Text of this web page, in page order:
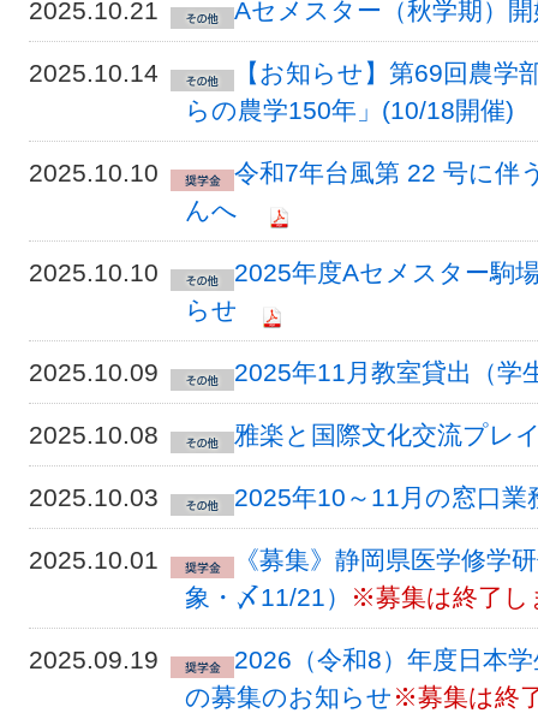
2025.10.21 Aセメスター（秋学期）
2025.10.14
【お知らせ】第69回農
らの農学150年」(10/18開催)
2025.10.10
令和7年台風第 22 号に伴
んへ
2025.10.10
2025年度Aセメスター駒
らせ
2025.10.09 2025年11月教室貸出（学
2025.10.08 雅楽と国際文化交流プレ
2025.10.03 2025年10～11月の窓口
2025.10.01
《募集》静岡県医学修学
象・〆11/21）
※募集は終了し
2025.09.19
2026（令和8）年度日本
の募集のお知らせ ※募集は終